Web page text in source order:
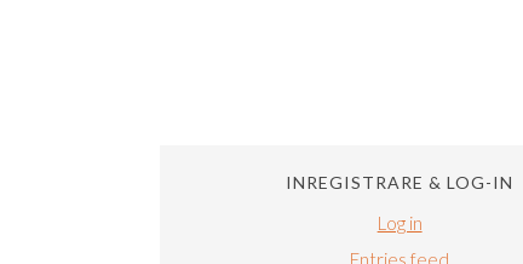
INREGISTRARE & LOG-IN
Log in
Entries feed